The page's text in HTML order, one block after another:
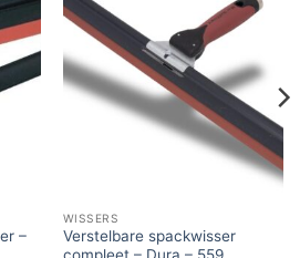
–
WISSERS
Verstelbare spackwisser